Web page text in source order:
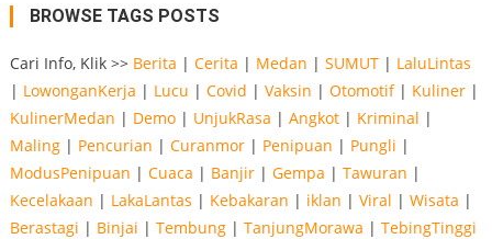
BROWSE TAGS POSTS
Cari Info, Klik >> Berita | Cerita | Medan | SUMUT| LaluLintas
| LowonganKerja | Lucu | Covid | Vaksin | Otomotif| Kuliner|
KulinerMedan | Demo| UnjukRasa | Angkot| Kriminal |
Maling| Pencurian | Curanmor| Penipuan | Pungli |
ModusPenipuan | Cuaca | Banjir| Gempa | Tawuran |
Kecelakaan | LakaLantas | Kebakaran | iklan | Viral | Wisata |
Berastagi | Binjai | Tembung| TanjungMorawa | TebingTinggi